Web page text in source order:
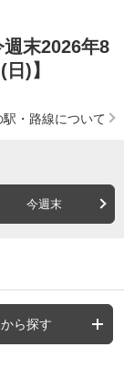
末2026年8
)】
・路線について
今週末
ら探す